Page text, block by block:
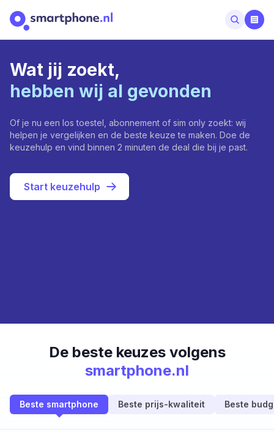
Wat jij zoekt,
hebben wij al gevonden
Of je nu een los toestel, abonnement of sim only zoekt: wij
helpen je vergelijken en de beste keuze te maken. Doe de
keuzehulp en vind binnen 2 minuten de deal die bij je past.
Start keuzehulp
De beste keuzes volgens
smartphone.nl
Beste smartphone Beste prijs-kwaliteit Beste